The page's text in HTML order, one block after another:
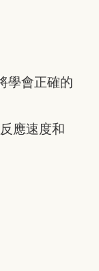
學會正確的
應速度和